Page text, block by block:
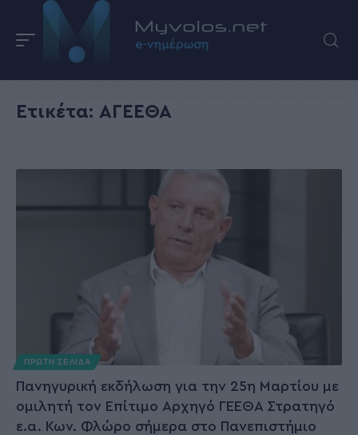
Ετικέτα: ΑΓΕΕΘΑ
ΠΡΩΤΗ ΣΕΛΙΔΑ
Πανηγυρική εκδήλωση για την 25η Μαρτίου με
ομιλητή τον Επίτιμο Αρχηγό ΓΕΕΘΑ Στρατηγό
ε.α. Κων. Φλώρο σήμερα στο Πανεπιστήμιο